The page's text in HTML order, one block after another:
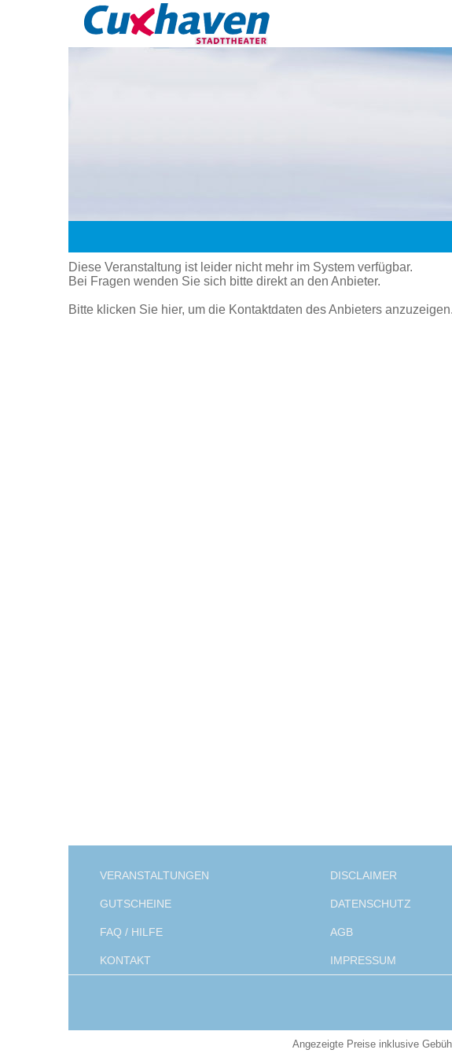
Diese Veranstaltung ist leider nicht mehr im System verfügbar.
Bei Fragen wenden Sie sich bitte direkt an den Anbieter.
Bitte klicken Sie hier, um die Kontaktdaten des Anbieters anzuzeigen.
VERANSTALTUNGEN
GUTSCHEINE
FAQ / HILFE
KONTAKT
DISCLAIMER
DATENSCHUTZ
AGB
IMPRESSUM
Angezeigte Preise inklusive